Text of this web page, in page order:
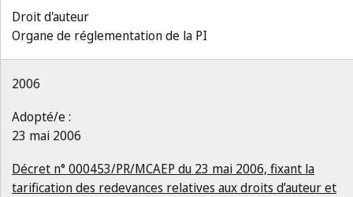
Droit d'auteur
Organe de réglementation de la PI
2006
Adopté/e :
23 mai 2006
Décret n° 000453/PR/MCAEP du 23 mai 2006, fixant la
tarification des redevances relatives aux droits d’auteur et